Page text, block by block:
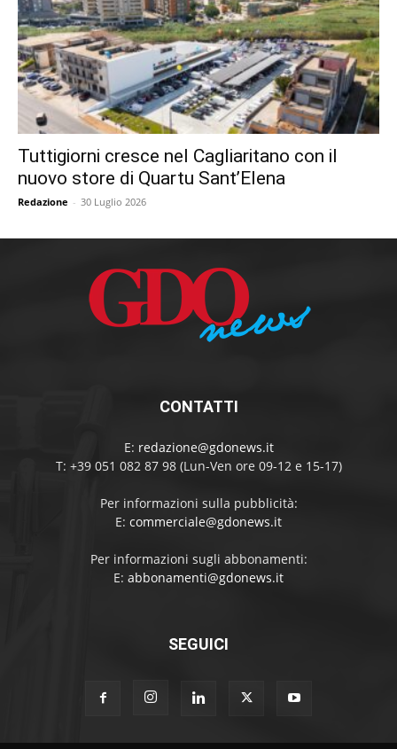
Tuttigiorni cresce nel Cagliaritano con il
nuovo store di Quartu Sant’Elena
Redazione - 30 Luglio 2026
CONTATTI
E: redazione@gdonews.it
T: +39 051 082 87 98 (Lun-Ven ore 09-12 e 15-17)
Per informazioni sulla pubblicità:
E: commerciale@gdonews.it
Per informazioni sugli abbonamenti:
E: abbonamenti@gdonews.it
SEGUICI